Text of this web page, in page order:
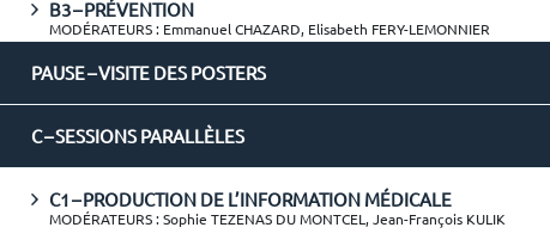
B3 – PRÉVENTION
MODÉRATEURS : Emmanuel CHAZARD, Elisabeth FERY-LEMONNIER
PAUSE – VISITE DES POSTERS
C – SESSIONS PARALLÈLES
C1 – PRODUCTION DE L’INFORMATION MÉDICALE
MODÉRATEURS : Sophie TEZENAS DU MONTCEL, Jean-François KULIK